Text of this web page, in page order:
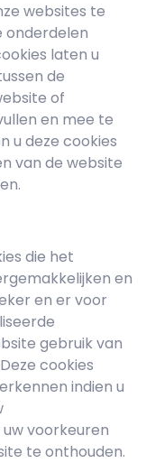
websites te
onderdelen
laten u
de
of
en mee te
u deze cookies
van de website
die het
en
en er voor
gebruik van
cookies
indien u
voorkeuren
te onthouden.